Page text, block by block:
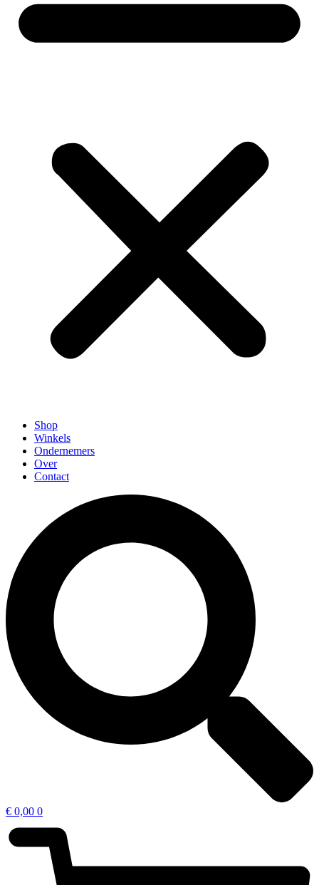
Shop
Winkels
Ondernemers
Over
Contact
€ 0,00 0